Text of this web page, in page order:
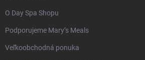
O Day Spa Shopu
Podporujeme Mary’s Meals
Veľkoobchodná ponuka